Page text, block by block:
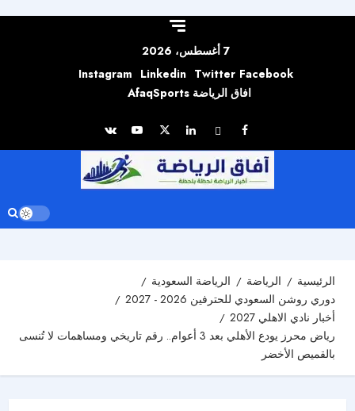
7 أغسطس، 2026
Facebook
Twitter
Linkedin
Instagram
افاق الرياضة AfaqSports
الرئيسية الرياضة
الرياضة السعودية
دوري روشن السعودي للحترفين 2026 - 2027
أخبار نادي الاهلي 2027
رياض محرز يودع الأهلي بعد 3 أعوام.. رقم تاريخي ومساهمات لا تُنسى
بالقميص الأخضر